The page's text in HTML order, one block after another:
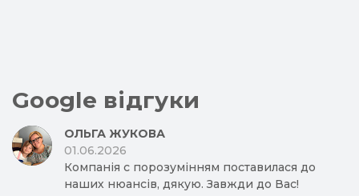
Google відгуки
ОЛЬГА ЖУКОВА
01.06.2026
Компанія с порозумінням поставилася до
наших нюансів, дякую. Завжди до Вас!